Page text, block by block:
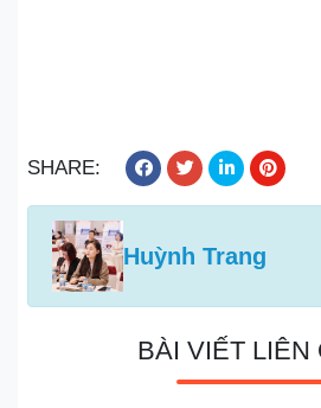
SHARE:
Huỳnh Trang
BÀI VIẾT LIÊN